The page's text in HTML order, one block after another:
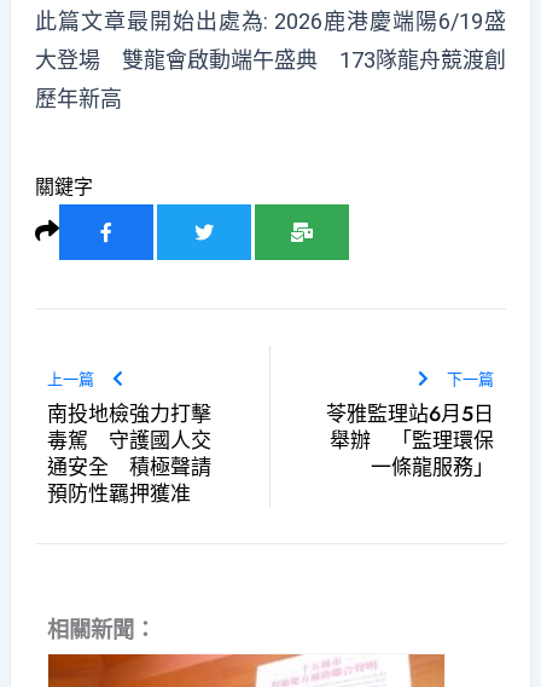
此篇文章最開始出處為: 2026鹿港慶端陽6/19盛
大登場 雙龍會啟動端午盛典 173隊龍舟競渡創
歷年新高
關鍵字
上一篇
南投地檢強力打擊
毒駕 守護國人交
通安全 積極聲請
預防性羈押獲准
下一篇
苓雅監理站6月5日
舉辦 「監理環保
一條龍服務」
相關新聞：